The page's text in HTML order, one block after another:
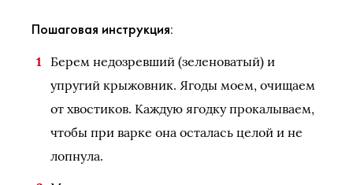
Пошаговая инструкция:
Берем недозревший (зеленоватый) и
упругий крыжовник. Ягоды моем, очищаем
от хвостиков. Каждую ягодку прокалываем,
чтобы при варке она осталась целой и не
лопнула.